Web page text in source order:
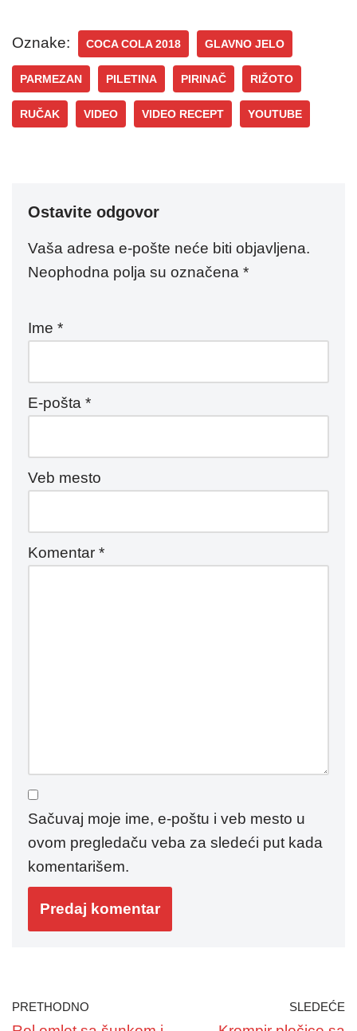
Oznake: COCA COLA 2018 GLAVNO JELO
PARMEZAN PILETINA PIRINAČ RIŽOTO
RUČAK VIDEO VIDEO RECEPT YOUTUBE
Ostavite odgovor
Vaša adresa e-pošte neće biti objavljena.
Neophodna polja su označena *
Ime *
E-pošta *
Veb mesto
Komentar *
Sačuvaj moje ime, e-poštu i veb mesto u
ovom pregledaču veba za sledeći put kada
komentarišem.
PRETHODNO SLEDEĆE